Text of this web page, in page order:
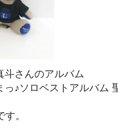
斗さんのアルバム
♪ソロベストアルバム
。